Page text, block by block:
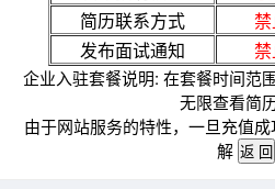
简历联系方式
发布面试通知
企业入驻套餐说明: 在套餐时间范
无限查看简
由于网站服务的特性，一旦充值
解